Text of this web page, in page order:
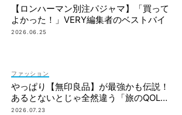
【ロンハーマン別注パジャマ】「買って
よかった！」VERY編集者のベストバイ
2026.06.25
ファッション
やっぱり【無印良品】が最強かも伝説！
あるとないとじゃ全然違う「旅のQOL爆
上げアイテム」
2026.07.23